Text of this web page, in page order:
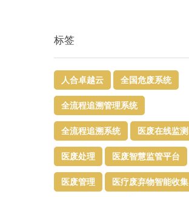
标签
人合卓越云 全国危废系统
全流程追溯管理系统
全流程追溯系统 医废在线监测
医废处理 医废智慧监管平台​
医废管理 医疗废弃物智能收集